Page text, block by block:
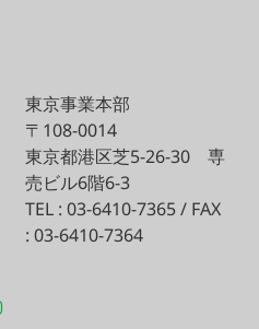
東京事業本部
〒108-0014
東京都港区芝5-26-30 専
売ビル6階6-3
TEL : 03-6410-7365 / FAX
: 03-6410-7364